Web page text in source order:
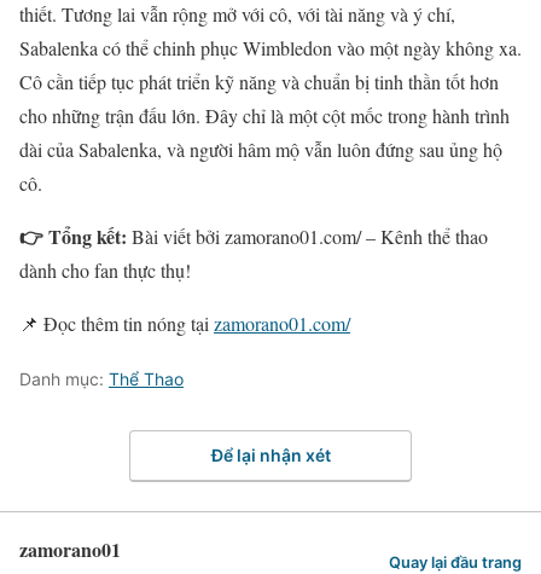
thiết. Tương lai vẫn rộng mở với cô, với tài năng và ý chí,
Sabalenka có thể chinh phục Wimbledon vào một ngày không xa.
Cô cần tiếp tục phát triển kỹ năng và chuẩn bị tinh thần tốt hơn
cho những trận đấu lớn. Đây chỉ là một cột mốc trong hành trình
dài của Sabalenka, và người hâm mộ vẫn luôn đứng sau ủng hộ
cô.
👉 Tổng kết: Bài viết bởi zamorano01.com/ – Kênh thể thao
dành cho fan thực thụ!
📌 Đọc thêm tin nóng tạizamorano01.com/
Danh mục: Thể Thao
Để lại nhận xét
zamorano01 Quay lại đầu trang